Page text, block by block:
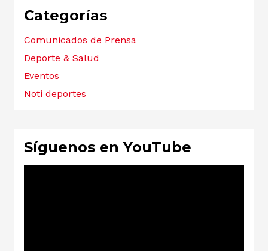
Categorías
Comunicados de Prensa
Deporte & Salud
Eventos
Noti deportes
Síguenos en YouTube